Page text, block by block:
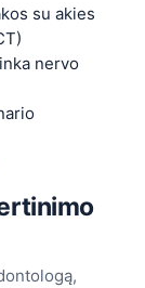
su akies
nervo